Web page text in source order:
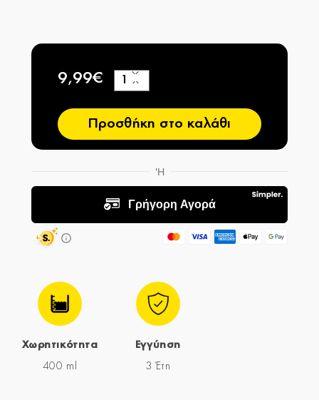
9,99€
−
+
Προσθήκη στο καλάθι
Χωρητικότητα
400 ml
Εγγύηση
3 Έτη